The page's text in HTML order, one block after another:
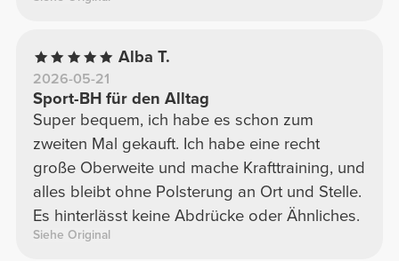
Alba T.
2026-05-21
Sport-BH für den Alltag
Super bequem, ich habe es schon zum
zweiten Mal gekauft. Ich habe eine recht
große Oberweite und mache Krafttraining, und
alles bleibt ohne Polsterung an Ort und Stelle.
Es hinterlässt keine Abdrücke oder Ähnliches.
Siehe Original